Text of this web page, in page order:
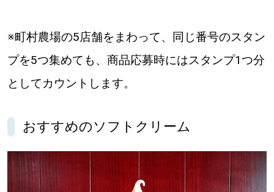
※町村農場の5店舗をまわって、同じ番号のスタン
プを5つ集めても、商品応募時にはスタンプ1つ分
としてカウントします。
おすすめのソフトクリーム